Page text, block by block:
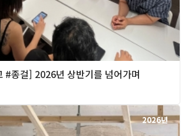
종걸] 2026년 상반기를 넘어가며
2026년